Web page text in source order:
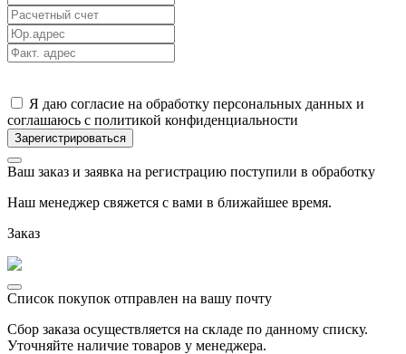
Я даю согласие на обработку персональных данных и
соглашаюсь с политикой конфиденциальности
Ваш заказ и заявка на регистрацию поступили в обработку
Наш менеджер свяжется с вами в ближайшее время.
Заказ
Список покупок отправлен на вашу почту
Сбор заказа осуществляется на складе по данному списку.
Уточняйте наличие товаров у менеджера.